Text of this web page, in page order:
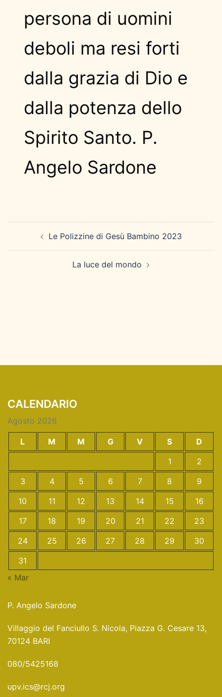
persona di uomini
deboli ma resi forti
dalla grazia di Dio e
dalla potenza dello
Spirito Santo. P.
Angelo Sardone
articoloLe Polizzine di Gesù Bambino 2023
La luce del mondo
CALENDARIO
Agosto 2026
L M M G V S
D
1
2
3
4 5 6 7 8
9
10
11 12 13 14 15
16
17
18 19 20 21 22
23
24
25 26 27 28 29
30
31
« Mar
P. Angelo Sardone
Villaggio del Fanciullo S. Nicola, Piazza G. Cesare 13,
70124 BARI
080/5425168
upv.ics@rcj.org